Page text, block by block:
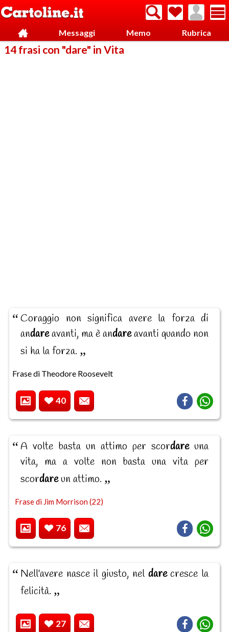
Messaggi Memo Rubrica
14 frasi con "dare" in Vita
Coraggio non significa avere la forza di
andareavanti, ma è andareavanti quando non
si ha la forza.
Frase di Theodore Roosevelt
40
A volte basta un attimo per scordareuna
vita, ma a volte non basta una vita per
scordareun attimo.
Frase di Jim Morrison (22)
76
Nell'avere nasce il giusto, nel darecresce la
felicità.
27